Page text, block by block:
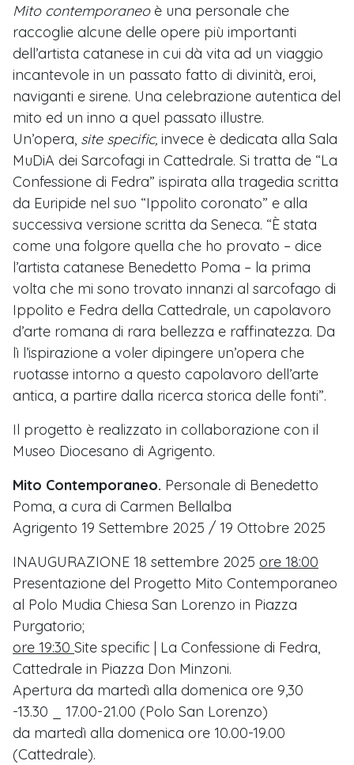
Mito contemporaneo è una personale che
raccoglie alcune delle opere più importanti
dell’artista catanese in cui dà vita ad un viaggio
incantevole in un passato fatto di divinità, eroi,
naviganti e sirene. Una celebrazione autentica del
mito ed un inno a quel passato illustre.
Un’opera, site specific, invece è dedicata alla Sala
MuDiA dei Sarcofagi in Cattedrale. Si tratta de “La
Confessione di Fedra” ispirata alla tragedia scritta
da Euripide nel suo “Ippolito coronato” e alla
successiva versione scritta da Seneca. “È stata
come una folgore quella che ho provato – dice
l’artista catanese Benedetto Poma – la prima
volta che mi sono trovato innanzi al sarcofago di
Ippolito e Fedra della Cattedrale, un capolavoro
d’arte romana di rara bellezza e raffinatezza. Da
lì l’ispirazione a voler dipingere un’opera che
ruotasse intorno a questo capolavoro dell’arte
antica, a partire dalla ricerca storica delle fonti”.
Il progetto è realizzato in collaborazione con il
Museo Diocesano di Agrigento.
Mito Contemporaneo. Personale di Benedetto
Poma, a cura di Carmen Bellalba
Agrigento 19 Settembre 2025 / 19 Ottobre 2025
INAUGURAZIONE 18 settembre 2025 ore 18:00
Presentazione del Progetto Mito Contemporaneo
al Polo Mudia Chiesa San Lorenzo in Piazza
Purgatorio;
ore 19:30 Site specific | La Confessione di Fedra,
Cattedrale in Piazza Don Minzoni.
Apertura da martedì alla domenica ore 9,30
-13.30 _ 17.00-21.00 (Polo San Lorenzo)
da martedì alla domenica ore 10.00-19.00
(Cattedrale).